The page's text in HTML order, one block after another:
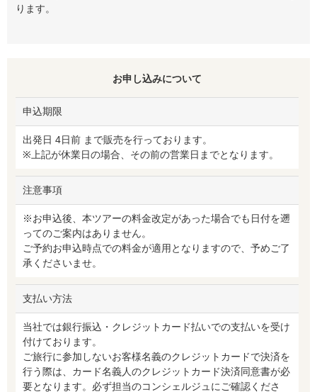
ります。
お申し込みについて
申込期限
出発日 4日前 まで販売を行っております。
※上記が休業日の場合、その前の営業日までとなります。
注意事項
※お申込後、本ツアーの料金改定があった場合でも日付を遡
ってのご案内はありません。
ご予約お申込時点での料金が適用となりますので、予めご了
承くださいませ。
支払い方法
当社では銀行振込・クレジットカード払いでの支払いを受け
付けております。
ご旅行に参加しないお客様名義のクレジットカードで決済を
行う際は、カード名義人のクレジットカード決済同意書が必
要となります。必ず担当のコンシェルジュにご確認くださ